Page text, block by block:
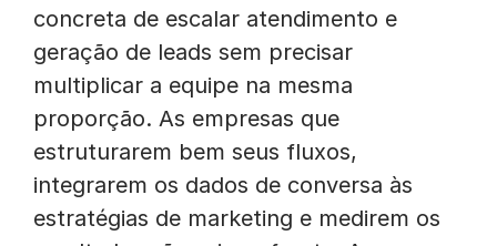
concreta de escalar atendimento e
geração de leads sem precisar
multiplicar a equipe na mesma
proporção. As empresas que
estruturarem bem seus fluxos,
integrarem os dados de conversa às
estratégias de marketing e medirem os